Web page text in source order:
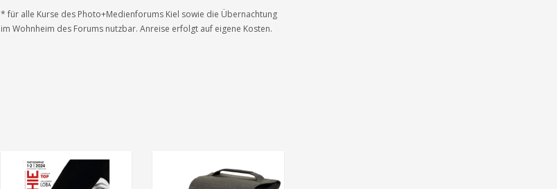
* für alle Kurse des Photo+Medienforums Kiel sowie die Übernachtung
im Wohnheim des Forums nutzbar. Anreise erfolgt auf eigene Kosten.